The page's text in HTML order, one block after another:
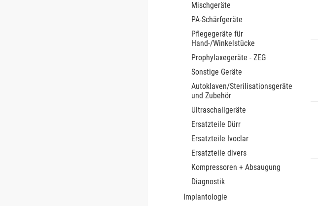
Mischgeräte
PA-Schärfgeräte
Pflegegeräte für
Hand-/Winkelstücke
Prophylaxegeräte - ZEG
Sonstige Geräte
Autoklaven/Sterilisationsgeräte
und Zubehör
Ultraschallgeräte
Ersatzteile Dürr
Ersatzteile Ivoclar
Ersatzteile divers
Kompressoren + Absaugung
Diagnostik
Implantologie